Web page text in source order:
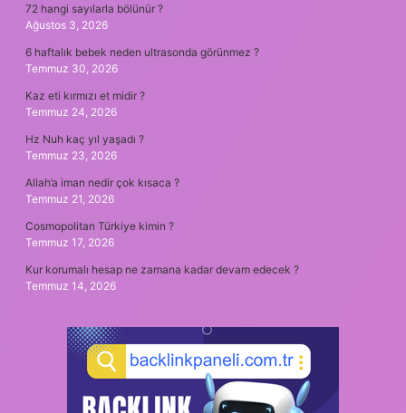
72 hangi sayılarla bölünür ?
Ağustos 3, 2026
6 haftalık bebek neden ultrasonda görünmez ?
Temmuz 30, 2026
Kaz eti kırmızı et midir ?
Temmuz 24, 2026
Hz Nuh kaç yıl yaşadı ?
Temmuz 23, 2026
Allah’a iman nedir çok kısaca ?
Temmuz 21, 2026
Cosmopolitan Türkiye kimin ?
Temmuz 17, 2026
Kur korumalı hesap ne zamana kadar devam edecek ?
Temmuz 14, 2026